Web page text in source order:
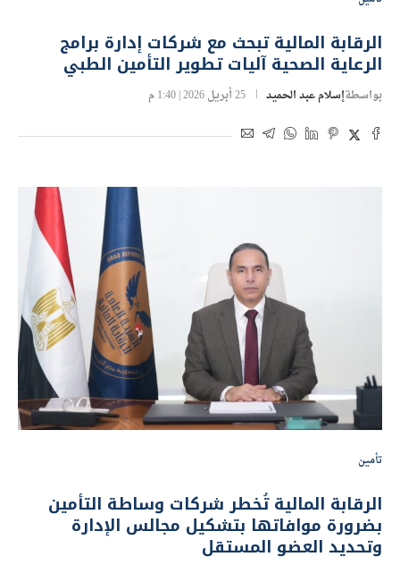
الرقابة المالية تبحث مع شركات إدارة برامج
الرعاية الصحية آليات تطوير التأمين الطبي
بواسطةإسلام عبد الحميد 25 أبريل 2026 | 1:40 م
تأمين
الرقابة المالية تُخطر شركات وساطة التأمين
بضرورة موافاتها بتشكيل مجالس الإدارة
وتحديد العضو المستقل